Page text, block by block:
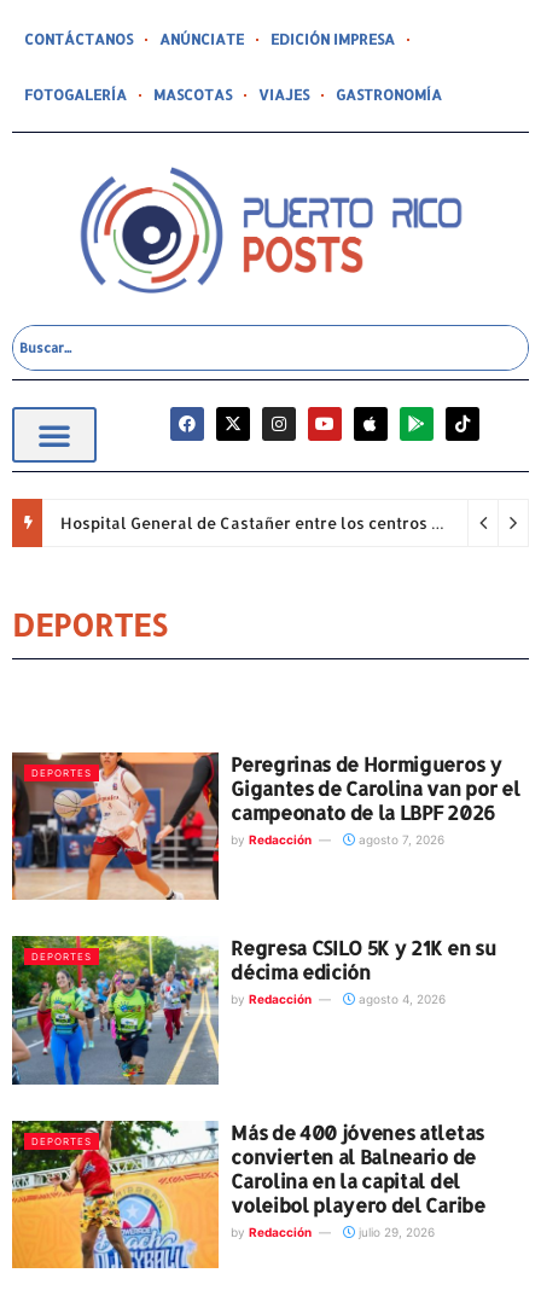
CONTÁCTANOS ANÚNCIATE EDICIÓN IMPRESA
FOTOGALERÍA MASCOTAS VIAJES GASTRONOMÍA
Hospital General de Castañer entre los centros de salud comunitarios con mejor desempeño clínico de Estados Unidos
DEPORTES
DEPORTES
Peregrinas de Hormigueros y
Gigantes de Carolina van por el
campeonato de la LBPF 2026
by Redacción agosto 7, 2026
DEPORTES
Regresa CSILO 5K y 21K en su
décima edición
by Redacción agosto 4, 2026
DEPORTES
Más de 400 jóvenes atletas
convierten al Balneario de
Carolina en la capital del
voleibol playero del Caribe
by Redacción julio 29, 2026